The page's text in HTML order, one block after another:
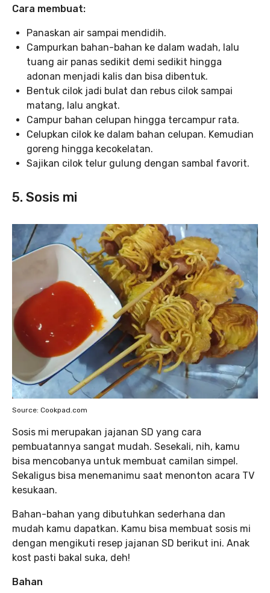
Cara membuat:
Panaskan air sampai mendidih.
Campurkan bahan-bahan ke dalam wadah, lalu
tuang air panas sedikit demi sedikit hingga
adonan menjadi kalis dan bisa dibentuk.
Bentuk cilok jadi bulat dan rebus cilok sampai
matang, lalu angkat.
Campur bahan celupan hingga tercampur rata.
Celupkan cilok ke dalam bahan celupan. Kemudian
goreng hingga kecokelatan.
Sajikan cilok telur gulung dengan sambal favorit.
5. Sosis mi
Source: Cookpad.com
Sosis mi merupakan jajanan SD yang cara
pembuatannya sangat mudah. Sesekali, nih, kamu
bisa mencobanya untuk membuat camilan simpel.
Sekaligus bisa menemanimu saat menonton acara TV
kesukaan.
Bahan-bahan yang dibutuhkan sederhana dan
mudah kamu dapatkan. Kamu bisa membuat sosis mi
dengan mengikuti resep jajanan SD berikut ini. Anak
kost pasti bakal suka, deh!
Bahan